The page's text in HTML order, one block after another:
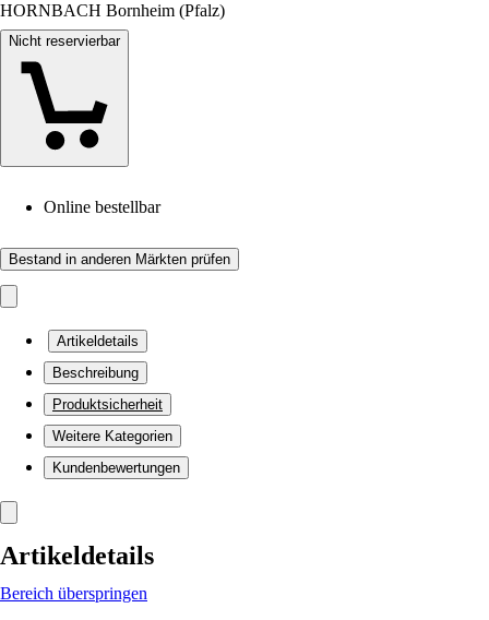
HORNBACH Bornheim (Pfalz)
Nicht reservierbar
Online bestellbar
Bestand in anderen Märkten prüfen
Artikeldetails
Beschreibung
Produktsicherheit
Weitere Kategorien
Kundenbewertungen
Artikeldetails
Bereich überspringen